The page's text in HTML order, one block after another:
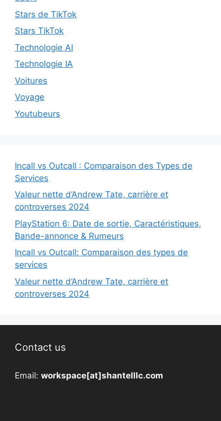
Stars de TikTok
Stars TikTok
Technologie AI
Technologie IA
Voitures
Voyage
Youtubeurs
Incall vs Outcall : Comparaison des Types de
Services
Valeur nette d’Andrew Tate, carrière et
controverses 2024
PlayStation 6: Date de sortie, Caractéristiques,
Bande-annonce & Rumeurs
Incall vs Outcall: Comparaison des types de
services
Valeur nette d’Andrew Tate, carrière et
controverses 2024
Contact us
Email: workspace[at]shantelllc.com